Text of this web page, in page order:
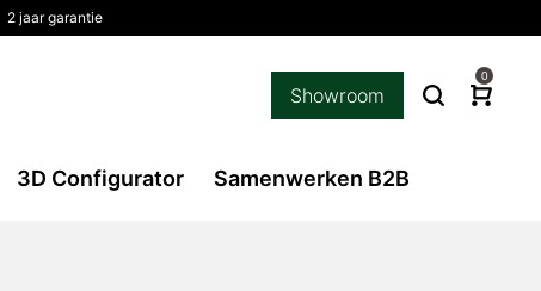
2 jaar garantie
Showroom
0
3D Configurator Samenwerken B2B